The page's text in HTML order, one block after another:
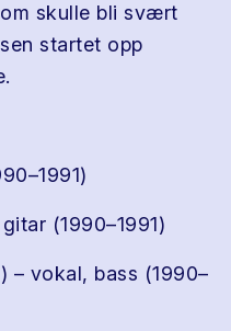
skulle bli svært
startet opp
(1990–1991)
– vokal, bass (1990–